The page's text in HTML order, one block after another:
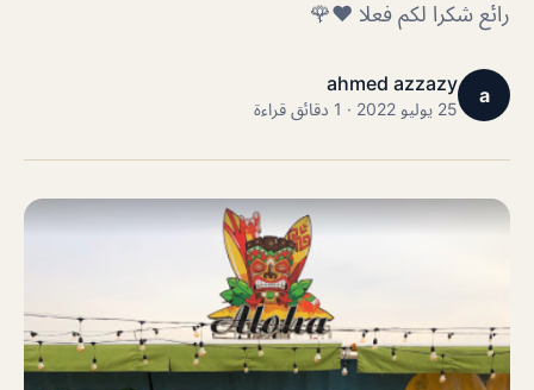
رائع شكرا لكم فعلا ❤️🌹
a
ahmed azzazy
25 يوليو 2022 · 1 دقائق قراءة